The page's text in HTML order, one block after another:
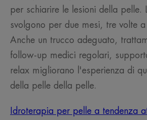
per schiarire le lesioni della pelle.
svolgono per due mesi, tre volte a
Anche un trucco adeguato,
follow-up medici regolari,
relax migliorano l'esperienza di
della pelle della pelle.
Idroterapia per pelle a tendenza